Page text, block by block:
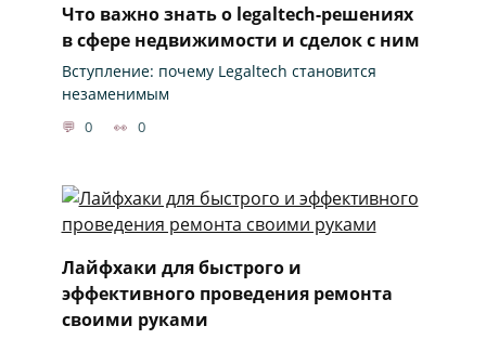
Что важно знать о legaltech-решениях
в сфере недвижимости и сделок с ним
Вступление: почему Legaltech становится
незаменимым
0 0
Лайфхаки для быстрого и
эффективного проведения ремонта
своими руками